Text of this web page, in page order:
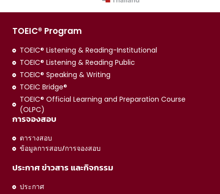
TOEIC® Program
TOEIC® Listening & Reading-Institutional
TOEIC® Listening & Reading Public
TOEIC® Speaking & Writing
TOEIC Bridge®
TOEIC® Official Learning and Preparation Course
(OLPC)
การจองสอบ
ตารางสอบ
ข้อมูลการสอบ/การจองสอบ
ประกาศ ข่าวสาร และกิจกรรม
ประกาศ